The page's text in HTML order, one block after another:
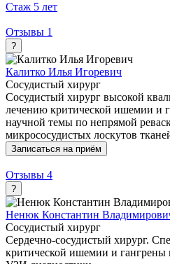
Стаж 5 лет
Отзывы 1
?
Калитко Илья Игоревич
Сосудистый хирург
Сосудистый хирург высокой
лечению критической ишемии и
научной темы по непрямой
микрососудистых лоскутов
Записаться на приём
Отзывы 4
?
Ненюк Константин
Сосудистый хирург
Сердечно-сосудистый хирург.
критической ишемии и